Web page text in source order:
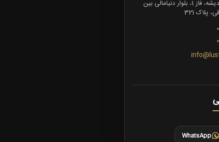
تهران، شهرک اندیشه، فاز 1، بلوار دنیامالی بین
پلاک 321
WhatsApp